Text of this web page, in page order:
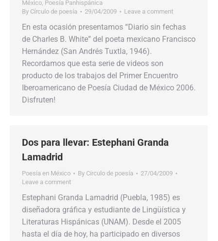
México, Poesía Panhispánica
By Círculo de poesía 29/04/2009 Leave a comment
En esta ocasión presentamos “Diario sin fechas
de Charles B. White” del poeta mexicano Francisco
Hernández (San Andrés Tuxtla, 1946).
Recordamos que esta serie de videos son
producto de los trabajos del Primer Encuentro
Iberoamericano de Poesía Ciudad de México 2006.
Disfruten!
Dos para llevar: Estephani Granda
Lamadrid
Poesía en México By Círculo de poesía
27/04/2009
Leave a comment
Estephani Granda Lamadrid (Puebla, 1985) es
diseñadora gráfica y estudiante de Lingüística y
Literaturas Hispánicas (UNAM). Desde el 2005
hasta el día de hoy, ha participado en diversos